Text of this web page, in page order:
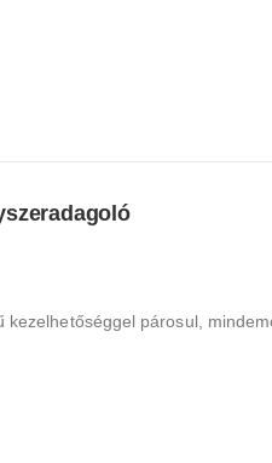
párosul,